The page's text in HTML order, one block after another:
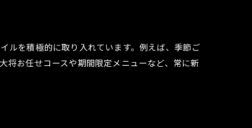
ルを積極的に取り入れています。例えば、季節ご
将お任せコースや期間限定メニューなど、常に新